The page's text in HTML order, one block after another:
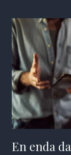
En enda